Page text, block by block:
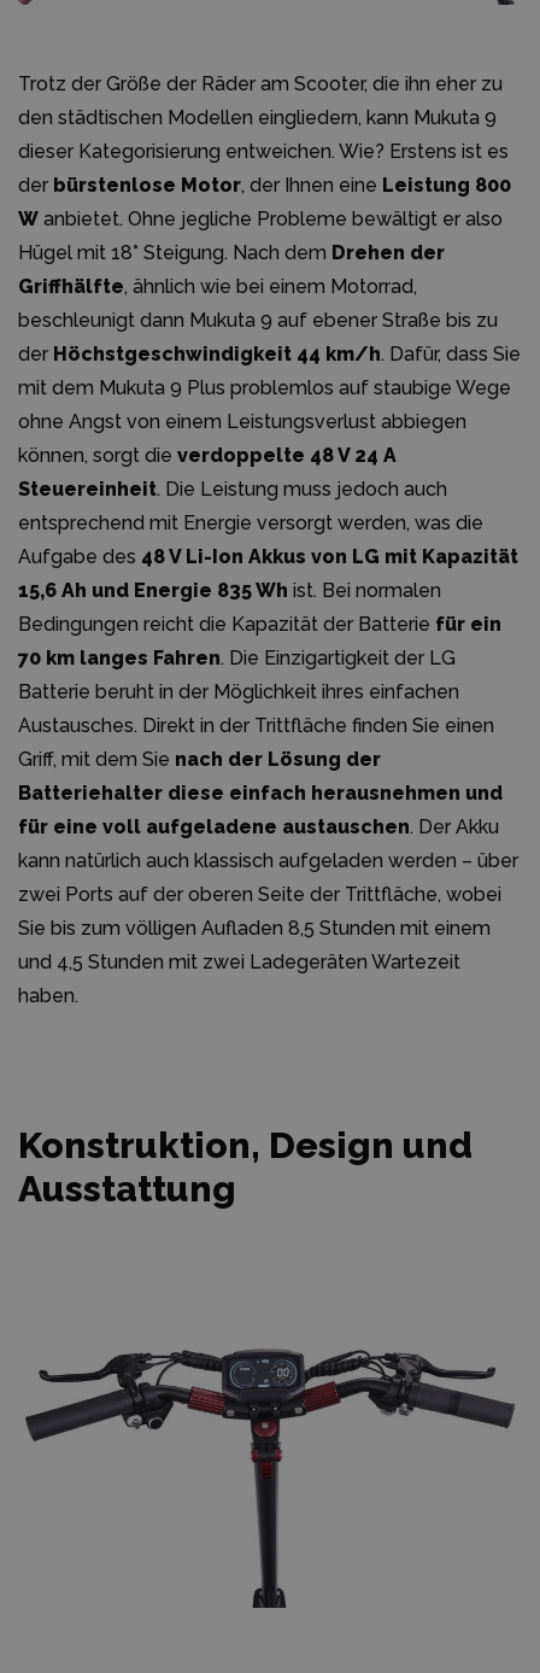
Trotz der Größe der Räder am Scooter, die ihn eher zu
den städtischen Modellen eingliedern, kann Mukuta 9
dieser Kategorisierung entweichen. Wie? Erstens ist es
der bürstenlose Motor, der Ihnen eine Leistung 800
W anbietet. Ohne jegliche Probleme bewältigt er also
Hügel mit 18° Steigung. Nach dem Drehen der
Griffhälfte, ähnlich wie bei einem Motorrad,
beschleunigt dann Mukuta 9 auf ebener Straße bis zu
der Höchstgeschwindigkeit 44 km/h. Dafür, dass Sie
mit dem Mukuta 9 Plus problemlos auf staubige Wege
ohne Angst von einem Leistungsverlust abbiegen
können, sorgt die verdoppelte 48 V 24 A
Steuereinheit. Die Leistung muss jedoch auch
entsprechend mit Energie versorgt werden, was die
Aufgabe des 48 V Li-Ion Akkus von LG mit Kapazität
15,6 Ah und Energie 835 Wh ist. Bei normalen
Bedingungen reicht die Kapazität der Batterie für ein
70 km langes Fahren. Die Einzigartigkeit der LG
Batterie beruht in der Möglichkeit ihres einfachen
Austausches. Direkt in der Trittfläche finden Sie einen
Griff, mit dem Sie nach der Lösung der
Batteriehalter diese einfach herausnehmen und
für eine voll aufgeladene austauschen. Der Akku
kann natürlich auch klassisch aufgeladen werden – über
zwei Ports auf der oberen Seite der Trittfläche, wobei
Sie bis zum völligen Aufladen 8,5 Stunden mit einem
und 4,5 Stunden mit zwei Ladegeräten Wartezeit
haben.
Konstruktion, Design und
Ausstattung